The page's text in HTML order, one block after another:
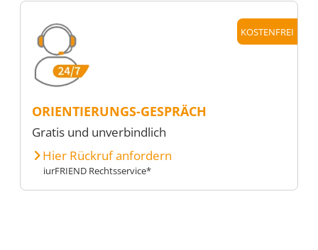
KOSTENFREI
ORIENTIERUNGS-GESPRÄCH
Gratis und unverbindlich
Hier Rückruf anfordern
iurFRIEND Rechtsservice*